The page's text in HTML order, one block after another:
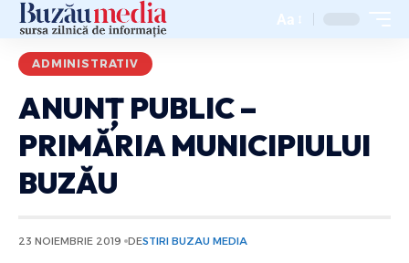
Aa
ADMINISTRATIV
ANUNȚ PUBLIC –
PRIMĂRIA MUNICIPIULUI
BUZĂU
23 NOIEMBRIE 2019 DESTIRI BUZAU MEDIA